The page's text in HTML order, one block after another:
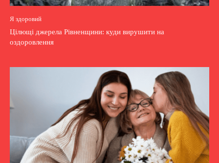
Я здоровий
Цілющі джерела Рівненщини: куди вирушити на
оздоровлення